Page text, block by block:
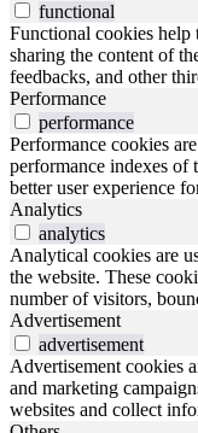
functional
Functional cookies
sharing the content of
feedbacks, and other
Performance
performance
Performance cookies
performance indexes of
better user experience
Analytics
analytics
Analytical cookies are
the website. These
number of visitors,
Advertisement
advertisement
Advertisement cookies
and marketing
websites and collect